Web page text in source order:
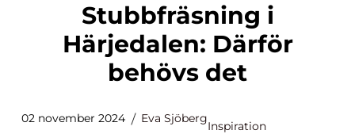
Stubbfräsning i
Härjedalen: Därför
behövs det
02 november 2024 Eva Sjöberg
Inspiration